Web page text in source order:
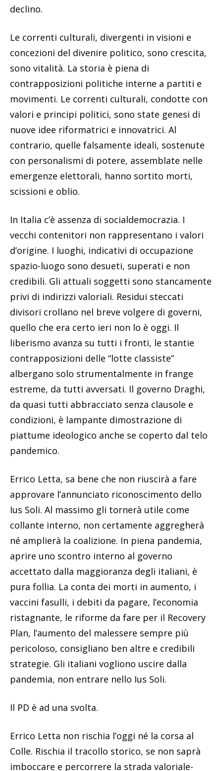
declino.
Le correnti culturali, divergenti in visioni e
concezioni del divenire politico, sono crescita,
sono vitalità. La storia è piena di
contrapposizioni politiche interne a partiti e
movimenti. Le correnti culturali, condotte con
valori e principi politici, sono state genesi di
nuove idee riformatrici e innovatrici. Al
contrario, quelle falsamente ideali, sostenute
con personalismi di potere, assemblate nelle
emergenze elettorali, hanno sortito morti,
scissioni e oblio.
In Italia c’è assenza di socialdemocrazia. I
vecchi contenitori non rappresentano i valori
d’origine. I luoghi, indicativi di occupazione
spazio-luogo sono desueti, superati e non
credibili. Gli attuali soggetti sono stancamente
privi di indirizzi valoriali. Residui steccati
divisori crollano nel breve volgere di governi,
quello che era certo ieri non lo è oggi. Il
liberismo avanza su tutti i fronti, le stantie
contrapposizioni delle “lotte classiste”
albergano solo strumentalmente in frange
estreme, da tutti avversati. Il governo Draghi,
da quasi tutti abbracciato senza clausole e
condizioni, è lampante dimostrazione di
piattume ideologico anche se coperto dal telo
pandemico.
Errico Letta, sa bene che non riuscirà a fare
approvare l’annunciato riconoscimento dello
Ius Soli. Al massimo gli tornerà utile come
collante interno, non certamente aggregherà
né amplierà la coalizione. In piena pandemia,
aprire uno scontro interno al governo
accettato dalla maggioranza degli italiani, è
pura follia. La conta dei morti in aumento, i
vaccini fasulli, i debiti da pagare, l’economia
ristagnante, le riforme da fare per il Recovery
Plan, l’aumento del malessere sempre più
pericoloso, consigliano ben altre e credibili
strategie. Gli italiani vogliono uscire dalla
pandemia, non entrare nello Ius Soli.
Il PD è ad una svolta.
Errico Letta non rischia l’oggi né la corsa al
Colle. Rischia il tracollo storico, se non saprà
imboccare e percorrere la strada valoriale-